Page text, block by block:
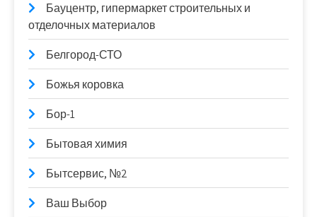
Бауцентр, гипермаркет строительных и
отделочных материалов
Белгород-СТО
Божья коровка
Бор-1
Бытовая химия
Бытсервис, №2
Ваш Выбор